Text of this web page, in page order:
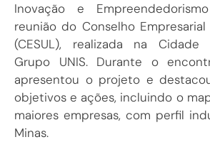
Inovação e
reunião do Conselho
(CESUL), realizada na Cidade
Grupo UNIS. Durante o
apresentou o projeto e
objetivos e ações, incluindo o
maiores empresas, com perfil
Minas.